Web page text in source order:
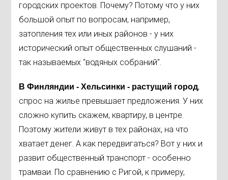
городских проектов. Почему? Потому что у них
большой опыт по вопросам, например,
затопления тех или иных районов - у них
исторический опыт общественных слушаний -
так называемых "водяных собраний".
В Финляндии - Хельсинки - растущий город,
спрос на жилье превышает предложения. У них
сложно купить скажем, квартиру, в центре.
Поэтому жители живут в тех районах, на что
хватает денег. А как передвигаться? Вот у них и
развит общественный транспорт - особенно
трамваи. По сравнению с Ригой, к примеру,